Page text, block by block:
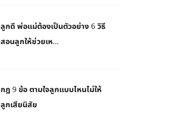
ลูกดี พ่อแม่ต้องเป็นตัวอย่าง 6 วิธี
สอนลูกให้ช่วยเห...
กฎ 9 ข้อ ตามใจลูกแบบไหนไม่ให้
ลูกเสียนิสัย